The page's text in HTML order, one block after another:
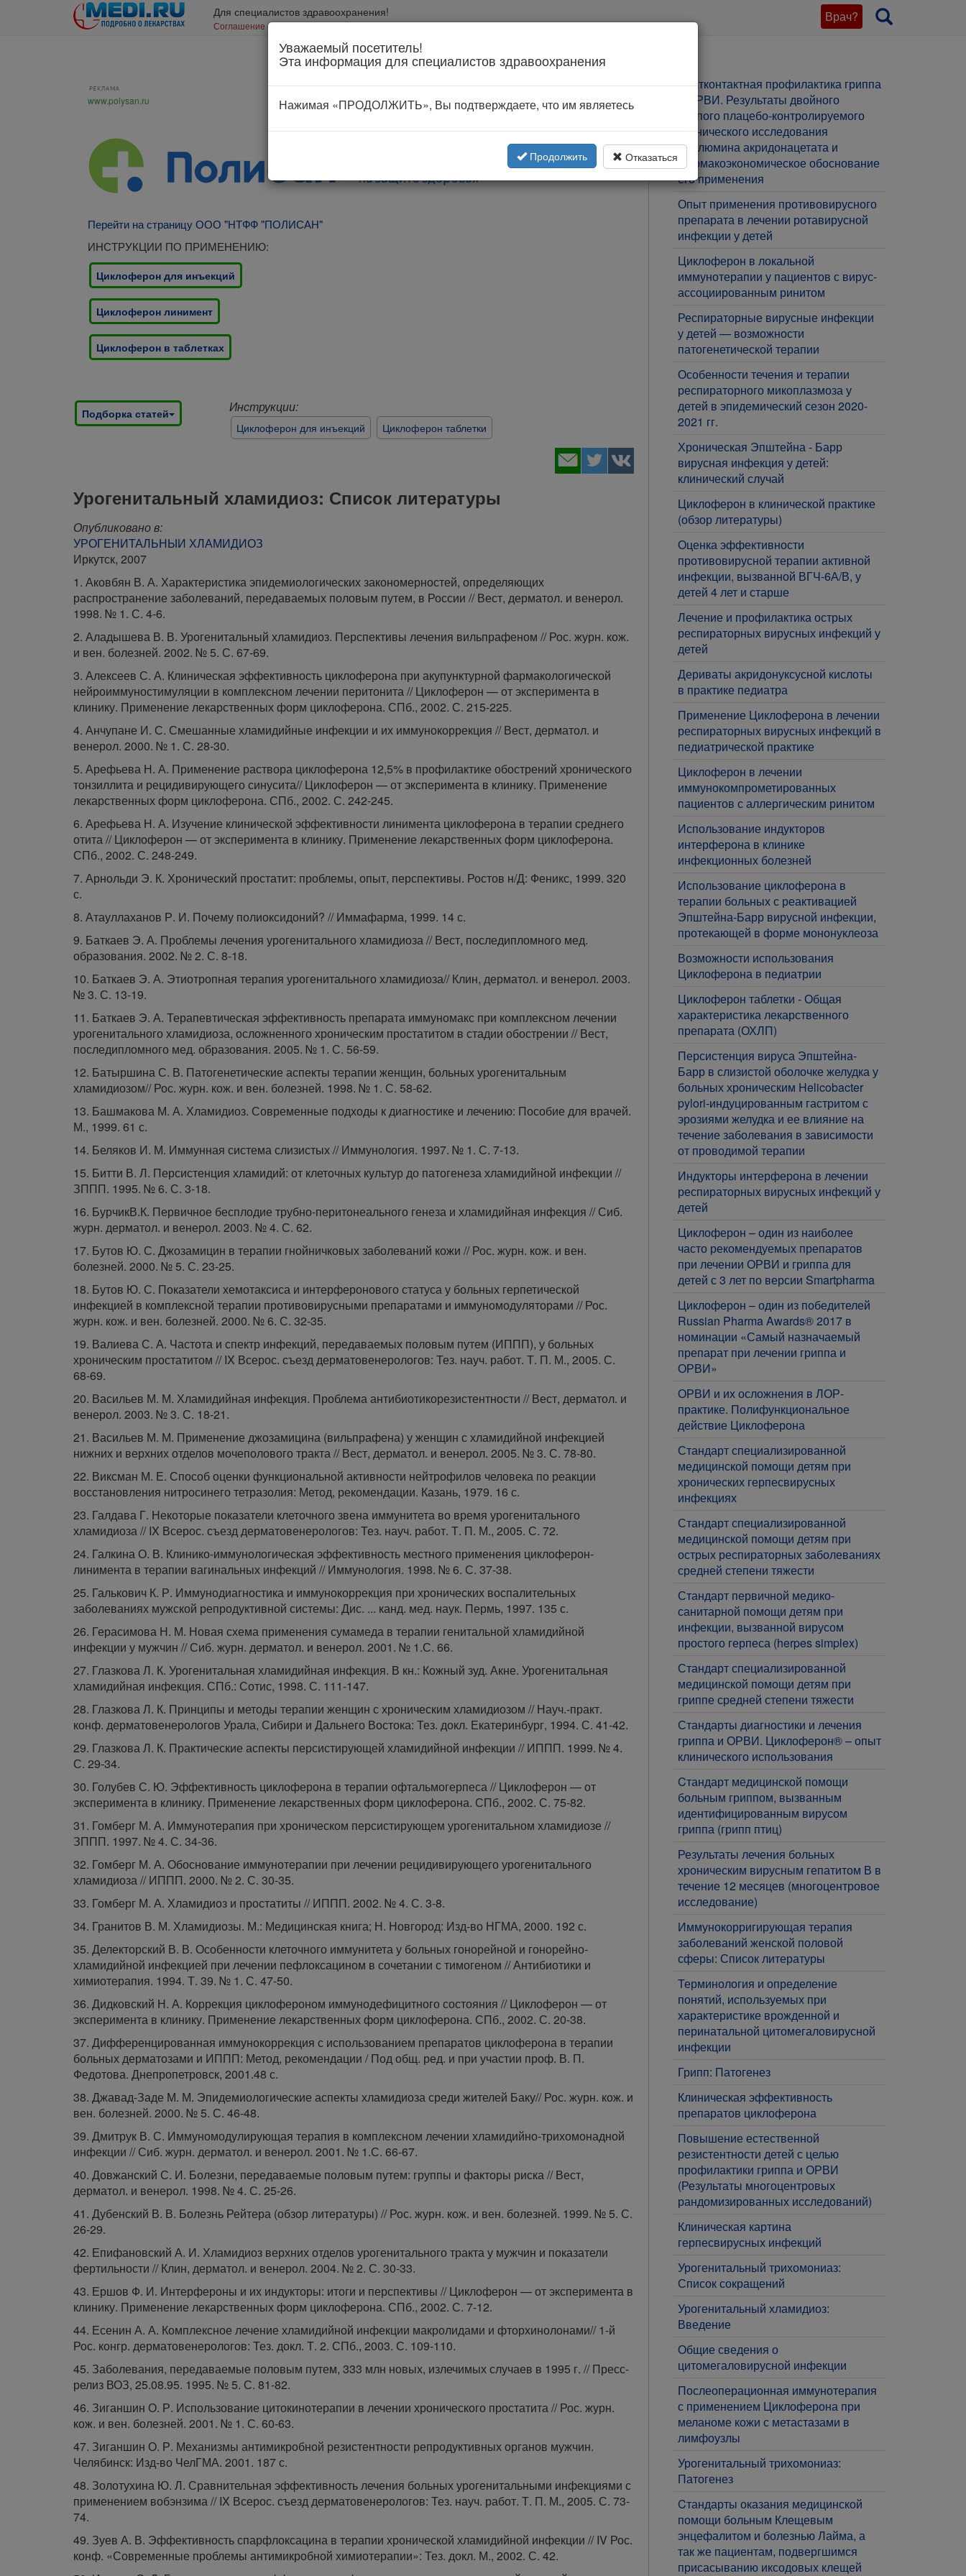
Врач?
Для специалистов здравоохранения!
Соглашение об использовании
Уважаемый посетитель!
Эта информация для специалистов здравоохранения
Нажимая «ПРОДОЛЖИТЬ», Вы подтверждаете, что им являетесь
Продолжить Отказаться
www.polysan.ru
Перейти на страницу ООО "НТФФ "ПОЛИСАН"
ИНСТРУКЦИИ ПО ПРИМЕНЕНИЮ:
Циклоферон для инъекций
Циклоферон линимент
Циклоферон в таблетках
Подборка статей Инструкции:
Циклоферон для инъекций Циклоферон таблетки
Урогенитальный хламидиоз: Список литературы
Опубликовано в:
УРОГЕНИТАЛЬНЫИ ХЛАМИДИОЗ
Иркутск, 2007
1. Аковбян В. А. Характеристика эпидемиологических закономерностей, определяющих
распространение заболеваний, передаваемых половым путем, в России // Вест, дерматол. и венерол.
1998. № 1. С. 4-6.
2. Аладышева В. В. Урогенитальный хламидиоз. Перспективы лечения вильпрафеном // Рос. журн. кож.
и вен. болезней. 2002. № 5. С. 67-69.
3. Алексеев С. А. Клиническая эффективность циклоферона при акупунктурной фармакологической
нейроиммуностимуляции в комплексном лечении перитонита // Циклоферон — от эксперимента в
клинику. Применение лекарственных форм циклоферона. СПб., 2002. С. 215-225.
4. Анчупане И. С. Смешанные хламидийные инфекции и их иммунокоррекция // Вест, дерматол. и
венерол. 2000. № 1. С. 28-30.
5. Арефьева Н. А. Применение раствора циклоферона 12,5% в профилактике обострений хронического
тонзиллита и рецидивирующего синусита// Циклоферон — от эксперимента в клинику. Применение
лекарственных форм циклоферона. СПб., 2002. С. 242-245.
6. Арефьева Н. А. Изучение клинической эффективности линимента циклоферона в терапии среднего
отита // Циклоферон — от эксперимента в клинику. Применение лекарственных форм циклоферона.
СПб., 2002. С. 248-249.
7. Арнольди Э. К. Хронический простатит: проблемы, опыт, перспективы. Ростов н/Д: Феникс, 1999. 320
с.
8. Атауллаханов Р. И. Почему полиоксидоний? // Иммафарма, 1999. 14 с.
9. Баткаев Э. А. Проблемы лечения урогенитального хламидиоза // Вест, последипломного мед.
образования. 2002. № 2. С. 8-18.
10. Баткаев Э. А. Этиотропная терапия урогенитального хламидиоза// Клин, дерматол. и венерол. 2003.
№ 3. С. 13-19.
11. Баткаев Э. А. Терапевтическая эффективность препарата иммуномакс при комплексном лечении
урогенитального хламидиоза, осложненного хроническим простатитом в стадии обострении // Вест,
последипломного мед. образования. 2005. № 1. С. 56-59.
12. Батыршина С. В. Патогенетические аспекты терапии женщин, больных урогенитальным
хламидиозом// Рос. журн. кож. и вен. болезней. 1998. № 1. С. 58-62.
13. Башмакова М. А. Хламидиоз. Современные подходы к диагностике и лечению: Пособие для врачей.
М., 1999. 61 с.
14. Беляков И. М. Иммунная система слизистых // Иммунология. 1997. № 1. С. 7-13.
15. Битти В. Л. Персистенция хламидий: от клеточных культур до патогенеза хламидийной инфекции //
ЗППП. 1995. № 6. С. 3-18.
16. БурчикВ.К. Первичное бесплодие трубно-перитонеального генеза и хламидийная инфекция // Сиб.
журн. дерматол. и венерол. 2003. № 4. С. 62.
17. Бутов Ю. С. Джозамицин в терапии гнойничковых заболеваний кожи // Рос. журн. кож. и вен.
болезней. 2000. № 5. С. 23-25.
18. Бутов Ю. С. Показатели хемотаксиса и интерферонового статуса у больных герпетической
инфекцией в комплексной терапии противовирусными препаратами и иммуномодуляторами // Рос.
журн. кож. и вен. болезней. 2000. № 6. С. 32-35.
19. Валиева С. А. Частота и спектр инфекций, передаваемых половым путем (ИППП), у больных
хроническим простатитом // IX Всерос. съезд дерматовенерологов: Тез. науч. работ. Т. П. М., 2005. С.
68-69.
20. Васильев М. М. Хламидийная инфекция. Проблема антибиотикорезистентности // Вест, дерматол. и
венерол. 2003. № 3. С. 18-21.
21. Васильев М. М. Применение джозамицина (вильпрафена) у женщин с хламидийной инфекцией
нижних и верхних отделов мочеполового тракта // Вест, дерматол. и венерол. 2005. № 3. С. 78-80.
22. Виксман М. Е. Способ оценки функциональной активности нейтрофилов человека по реакции
восстановления нитросинего тетразолия: Метод, рекомендации. Казань, 1979. 16 с.
23. Галдава Г. Некоторые показатели клеточного звена иммунитета во время урогенитального
хламидиоза // IX Всерос. съезд дерматовенерологов: Тез. науч. работ. Т. П. М., 2005. С. 72.
24. Галкина О. В. Клинико-иммунологическая эффективность местного применения циклоферон-
линимента в терапии вагинальных инфекций // Иммунология. 1998. № 6. С. 37-38.
25. Галькович К. Р. Иммунодиагностика и иммунокоррекция при хронических воспалительных
заболеваниях мужской репродуктивной системы: Дис. ... канд. мед. наук. Пермь, 1997. 135 с.
26. Герасимова Н. М. Новая схема применения сумамеда в терапии генитальной хламидийной
инфекции у мужчин // Сиб. журн. дерматол. и венерол. 2001. № 1.С. 66.
27. Глазкова Л. К. Урогенитальная хламидийная инфекция. В кн.: Кожный зуд. Акне. Урогенитальная
хламидийная инфекция. СПб.: Сотис, 1998. С. 111-147.
28. Глазкова Л. К. Принципы и методы терапии женщин с хроническим хламидиозом // Науч.-практ.
конф. дерматовенерологов Урала, Сибири и Дальнего Востока: Тез. докл. Екатеринбург, 1994. С. 41-42.
29. Глазкова Л. К. Практические аспекты персистирующей хламидийной инфекции // ИППП. 1999. № 4.
С. 29-34.
30. Голубев С. Ю. Эффективность циклоферона в терапии офтальмогерпеса // Циклоферон — от
эксперимента в клинику. Применение лекарственных форм циклоферона. СПб., 2002. С. 75-82.
31. Гомберг М. А. Иммунотерапия при хроническом персистирующем урогенитальном хламидиозе //
ЗППП. 1997. № 4. С. 34-36.
32. Гомберг М. А. Обоснование иммунотерапии при лечении рецидивирующего урогенитального
хламидиоза // ИППП. 2000. № 2. С. 30-35.
33. Гомберг М. А. Хламидиоз и простатиты // ИППП. 2002. № 4. С. 3-8.
34. Гранитов В. М. Хламидиозы. М.: Медицинская книга; Н. Новгород: Изд-во НГМА, 2000. 192 с.
35. Делекторский В. В. Особенности клеточного иммунитета у больных гонорейной и гонорейно-
хламидийной инфекцией при лечении пефлоксацином в сочетании с тимогеном // Антибиотики и
химиотерапия. 1994. Т. 39. № 1. С. 47-50.
36. Дидковский Н. А. Коррекция циклофероном иммунодефицитного состояния // Циклоферон — от
эксперимента в клинику. Применение лекарственных форм циклоферона. СПб., 2002. С. 20-38.
37. Дифференцированная иммунокоррекция с использованием препаратов циклоферона в терапии
больных дерматозами и ИППП: Метод, рекомендации / Под общ. ред. и при участии проф. В. П.
Федотова. Днепропетровск, 2001.48 с.
38. Джавад-Заде М. М. Эпидемиологические аспекты хламидиоза среди жителей Баку// Рос. журн. кож. и
вен. болезней. 2000. № 5. С. 46-48.
39. Дмитрук В. С. Иммуномодулирующая терапия в комплексном лечении хламидийно-трихомонадной
инфекции // Сиб. журн. дерматол. и венерол. 2001. № 1.С. 66-67.
40. Довжанский С. И. Болезни, передаваемые половым путем: группы и факторы риска // Вест,
дерматол. и венерол. 1998. № 4. С. 25-26.
41. Дубенский В. В. Болезнь Рейтера (обзор литературы) // Рос. журн. кож. и вен. болезней. 1999. № 5. С.
26-29.
42. Епифановский А. И. Хламидиоз верхних отделов урогенитального тракта у мужчин и показатели
фертильности // Клин, дерматол. и венерол. 2004. № 2. С. 30-33.
43. Ершов Ф. И. Интерфероны и их индукторы: итоги и перспективы // Циклоферон — от эксперимента в
клинику. Применение лекарственных форм циклоферона. СПб., 2002. С. 7-12.
44. Есенин А. А. Комплексное лечение хламидийной инфекции макролидами и фторхинолонами// 1-й
Рос. конгр. дерматовенерологов: Тез. докл. Т. 2. СПб., 2003. С. 109-110.
45. Заболевания, передаваемые половым путем, 333 млн новых, излечимых случаев в 1995 г. // Пресс-
релиз ВОЗ, 25.08.95. 1995. № 5. С. 81-82.
46. Зиганшин О. Р. Использование цитокинотерапии в лечении хронического простатита // Рос. журн.
кож. и вен. болезней. 2001. № 1. С. 60-63.
47. Зиганшин О. Р. Механизмы антимикробной резистентности репродуктивных органов мужчин.
Челябинск: Изд-во ЧелГМА. 2001. 187 с.
48. Золотухина Ю. Л. Сравнительная эффективность лечения больных урогенитальными инфекциями с
применением вобэнзима // IX Всерос. съезд дерматовенерологов: Тез. науч. работ. Т. П. М., 2005. С. 73-
74.
49. Зуев А. В. Эффективность спарфлоксацина в терапии хронической хламидийной инфекции // IV Рос.
конф. «Современные проблемы антимикробной химиотерапии»: Тез. докл. М., 2002. С. 42.
Постконтактная профилактика гриппа
и ОРВИ. Результаты двойного
слепого плацебо-контролируемого
клинического исследования
Меглюмина акридонацетата и
фармакоэкономическое обоснование
его применения
​Опыт применения противовирусного
препарата в лечении ротавирусной
инфекции у детей
Циклоферон в локальной
иммунотерапии у пациентов с вирус-
ассоциированным ринитом
Респираторные вирусные инфекции
у детей — возможности
патогенетической терапии
​Особенности течения и терапии
респираторного микоплазмоза у
детей в эпидемический сезон 2020-
2021 гг.
Хроническая Эпштейна - Барр
вирусная инфекция у детей:
клинический случай
Циклоферон в клинической практике
(обзор литературы)
Оценка эффективности
противовирусной терапии активной
инфекции, вызванной ВГЧ-6А/В, у
детей 4 лет и старше
Лечение и профилактика острых
респираторных вирусных инфекций у
детей
Дериваты акридонуксусной кислоты
в практике педиатра
Применение Циклоферона в лечении
респираторных вирусных инфекций в
педиатрической практике
Циклоферон в лечении
иммунокомпрометированных
пациентов с аллергическим ринитом
Использование индукторов
интерферона в клинике
инфекционных болезней
Использование циклоферона в
терапии больных с реактивацией
Эпштейна-Барр вирусной инфекции,
протекающей в форме мононуклеоза
Возможности использования
Циклоферона в педиатрии
Циклоферон таблетки - Общая
характеристика лекарственного
препарата (ОХЛП)
Персистенция вируса Эпштейна-
Барр в слизистой оболочке желудка у
больных хроническим Helicobacter
pylori-индуцированным гастритом с
эрозиями желудка и ее влияние на
течение заболевания в зависимости
от проводимой терапии
Индукторы интерферона в лечении
респираторных вирусных инфекций у
детей
Циклоферон – один из наиболее
часто рекомендуемых препаратов
при лечении ОРВИ и гриппа для
детей с 3 лет по версии Smartpharma
Циклоферон – один из победителей
Russian Pharma Awards® 2017 в
номинации «Самый назначаемый
препарат при лечении гриппа и
ОРВИ»
ОРВИ и их осложнения в ЛОР-
практике. Полифункциональное
действие Циклоферона
Стандарт специализированной
медицинской помощи детям при
хронических герпесвирусных
инфекциях
Стандарт специализированной
медицинской помощи детям при
острых респираторных заболеваниях
средней степени тяжести
Стандарт первичной медико-
санитарной помощи детям при
инфекции, вызванной вирусом
простого герпеса (herpes simplex)
Стандарт специализированной
медицинской помощи детям при
гриппе средней степени тяжести
Стандарты диагностики и лечения
гриппа и ОРВИ. Циклоферон® – опыт
клинического использования
Cтандарт медицинской помощи
больным гриппом, вызванным
идентифицированным вирусом
гриппа (грипп птиц)
Результаты лечения больных
хроническим вирусным гепатитом В в
течение 12 месяцев (многоцентровое
исследование)
Иммунокорригирующая терапия
заболеваний женской половой
сферы: Список литературы
Терминология и определение
понятий, используемых при
характеристике врожденной и
перинатальной цитомегаловирусной
инфекции
Грипп: Патогенез
Клиническая эффективность
препаратов циклоферона
Повышение естественной
резистентности детей с целью
профилактики гриппа и ОРВИ
(Результаты многоцентровых
рандомизированных исследований)
Клиническая картина
герпесвирусных инфекций
Урогенитальный трихомониаз:
Список сокращений
Урогенитальный хламидиоз:
Введение
Общие сведения о
цитомегаловирусной инфекции
Послеоперационная иммунотерапия
с применением Циклоферона при
меланоме кожи с метастазами в
лимфоузлы
Урогенитальный трихомониаз:
Патогенез
Cтандарты оказания медицинской
помощи больным Клещевым
энцефалитом и болезнью Лайма, а
так же пациентам, подвергшимся
присасыванию иксодовых клещей